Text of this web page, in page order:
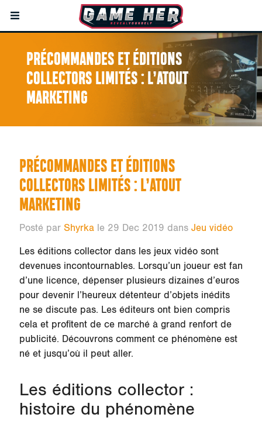
PRÉCOMMANDES ET ÉDITIONS
COLLECTORS LIMITÉS : L’ATOUT
MARKETING
PRÉCOMMANDES ET ÉDITIONS
COLLECTORS LIMITÉS : L’ATOUT
MARKETING
Posté par Shyrkale 29 Dec 2019 dans Jeu vidéo
Les éditions collector dans les jeux vidéo sont
devenues incontournables. Lorsqu’un joueur est fan
d’une licence, dépenser plusieurs dizaines d’euros
pour devenir l’heureux détenteur d’objets inédits
ne se discute pas. Les éditeurs ont bien compris
cela et profitent de ce marché à grand renfort de
publicité. Découvrons comment ce phénomène est
né et jusqu’où il peut aller.
Les éditions collector :
histoire du phénomène